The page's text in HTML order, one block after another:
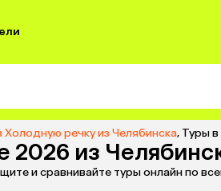
Холодную речку из Челябинска, Туры
2026 из
и сравнивайте туры онлайн по